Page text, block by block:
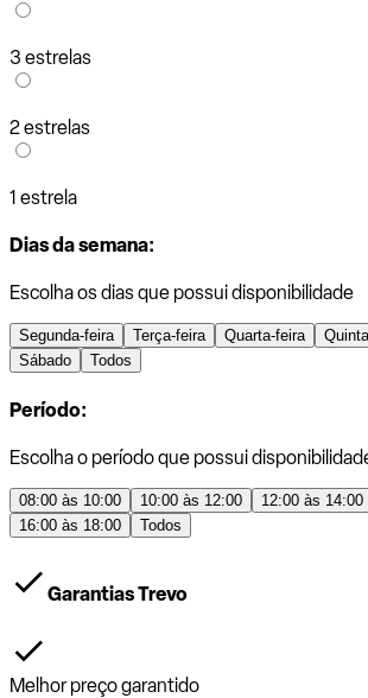
3 estrelas
2 estrelas
1 estrela
Dias da semana:
Escolha os dias que possui disponibilidade
Segunda-feira Terça-feira Quarta-feira
Sábado
Todos
Período:
Escolha o período que possui
08:00 às 10:00 10:00 às 12:00 12:00 às 14:00
16:00 às 18:00
Todos
Garantias Trevo
Melhor preço garantido